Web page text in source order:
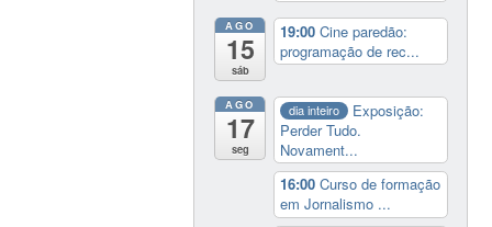
AGO
15
sáb
19:00Cine paredão:
programação de rec...
AGO
17
seg
dia inteiro
Exposição:
Perder Tudo.
Novament...
16:00Curso de formação
em Jornalismo ...